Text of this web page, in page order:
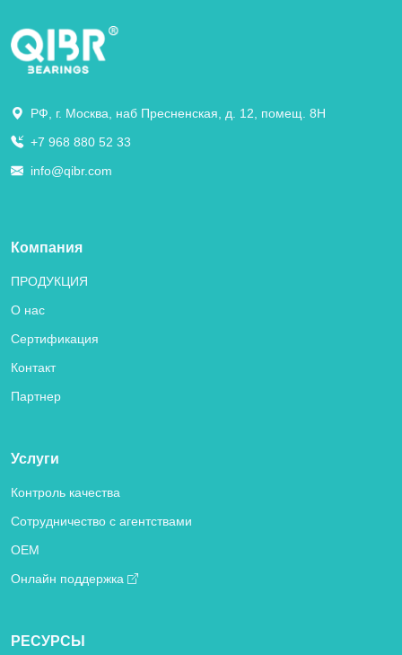
РФ, г. Москва, наб Пресненская, д. 12, помещ. 8Н
+7 968 880 52 33
info@qibr.com
Компания
ПРОДУКЦИЯ
О нас
Сертификация
Контакт
Партнер
Услуги
Контроль качества
Сотрудничество с агентствами
OEM
Онлайн поддержка
РЕСУРСЫ